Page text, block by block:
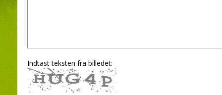
Indtast teksten fra billedet: